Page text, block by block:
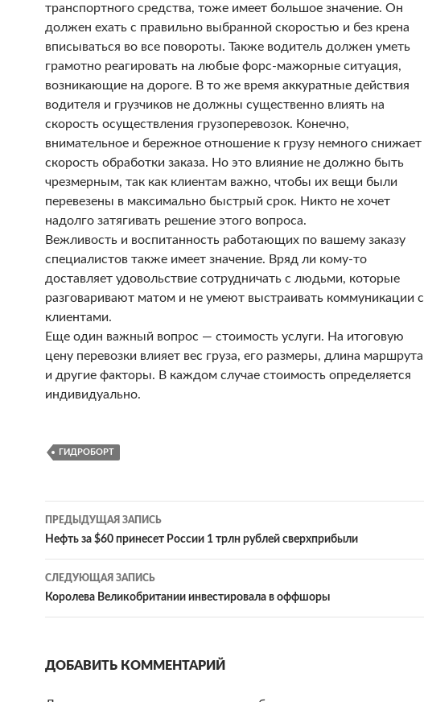
транспортного средства, тоже имеет большое значение. Он
должен ехать с правильно выбранной скоростью и без крена
вписываться во все повороты. Также водитель должен уметь
грамотно реагировать на любые форс-мажорные ситуация,
возникающие на дороге. В то же время аккуратные действия
водителя и грузчиков не должны существенно влиять на
скорость осуществления грузоперевозок. Конечно,
внимательное и бережное отношение к грузу немного снижает
скорость обработки заказа. Но это влияние не должно быть
чрезмерным, так как клиентам важно, чтобы их вещи были
перевезены в максимально быстрый срок. Никто не хочет
надолго затягивать решение этого вопроса.
Вежливость и воспитанность работающих по вашему заказу
специалистов также имеет значение. Вряд ли кому-то
доставляет удовольствие сотрудничать с людьми, которые
разговаривают матом и не умеют выстраивать коммуникации с
клиентами.
Еще один важный вопрос — стоимость услуги. На итоговую
цену перевозки влияет вес груза, его размеры, длина маршрута
и другие факторы. В каждом случае стоимость определяется
индивидуально.
ГИДРОБОРТ
Навигация
по
записям
ПРЕДЫДУЩАЯ ЗАПИСЬ
Нефть за $60 принесет России 1 трлн рублей сверхприбыли‍
СЛЕДУЮЩАЯ ЗАПИСЬ
Королева Великобритании инвестировала в оффшоры‍
ДОБАВИТЬ КОММЕНТАРИЙ